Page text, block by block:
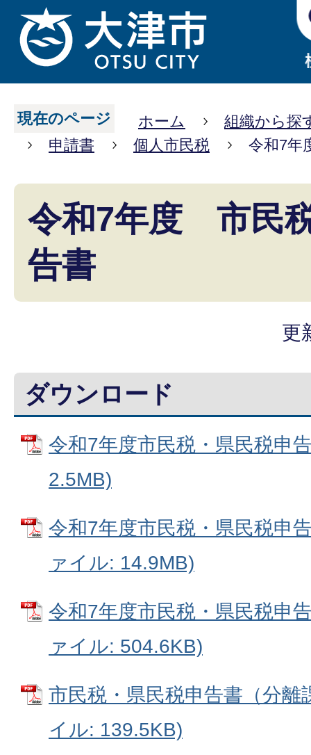
現在のページ ホーム
組織から探
申請書
個人市民税 令和7年
令和7年度 市民
告書
更
ダウンロード
令和7年度市民税・県民税申
2.5MB)
令和7年度市民税・県民税申
ァイル: 14.9MB)
令和7年度市民税・県民税申
ァイル: 504.6KB)
市民税・県民税申告書（分離
イル: 139.5KB)